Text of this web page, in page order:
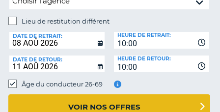
RÉSERVATION
SUISSE
LANGUE
Lieu de restitution différent
DE
RESTITUTION:
DATE DE RETRAIT:
10:00
HEURE DE RETRAIT:
DATE DE RETOUR:
10:00
HEURE DE RETOUR:
Âge du conducteur 26-69
VOIR NOS OFFRES